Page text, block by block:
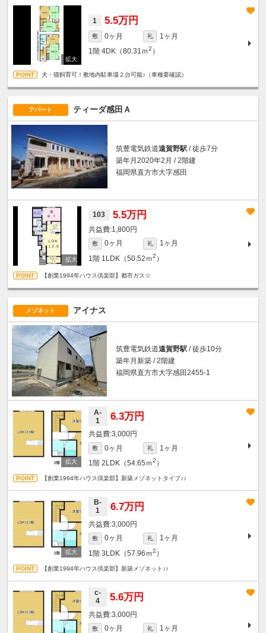
1 5.5万円
敷 0ヶ月 礼
1ヶ月
1階 4DK（80.31ｍ2 ）
犬・猫飼育可！敷地内駐車場２台可能♪（車種要確認）
アパート ティーダ感田Ａ
筑豊電気鉄道遠賀野駅 / 徒歩7分
築年月2020年2月 / 2階建
福岡県直方市大字感田
103 5.5万円
1,800円
敷 0ヶ月 礼
1ヶ月
1階 1LDK（50.52ｍ2 ）
【創業1994年ハウス倶楽部】都市ガス☆
メゾネット アイナス
筑豊電気鉄道遠賀野駅 / 徒歩10分
築年月新築 / 2階建
福岡県直方市大字感田2455-1
A-
1
6.3万円
3,000円
敷 0ヶ月 礼
1ヶ月
1階 2LDK（54.65ｍ2 ）
【創業1994年ハウス倶楽部】新築メゾネットタイプ♪♪
B-
1
6.7万円
3,000円
敷 0ヶ月 礼
1ヶ月
1階 3LDK（57.96ｍ2 ）
【創業1994年ハウス倶楽部】新築メゾネット♪♪
c-
4
5.6万円
3,000円
敷 0ヶ月 礼
1ヶ月